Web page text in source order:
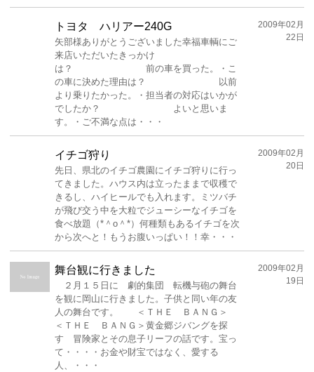
トヨタ ハリアー240G
矢部様ありがとうございました幸福車輌にご
来店いただいたきっかけ
は？ 前の車を買った。・こ
の車に決めた理由は？ 以前
より乗りたかった。・担当者の対応はいかが
でしたか？ よいと思いま
す。・ご不満な点は・・・
2009年02月
22日
イチゴ狩り
先日、県北のイチゴ農園にイチゴ狩りに行っ
てきました。ハウス内は立ったままで収穫で
きるし、ハイヒールでも入れます。ミツバチ
が飛び交う中を大粒でジューシーなイチゴを
食べ放題（*＾о＾*）何種類もあるイチゴを次
から次へと！もうお腹いっぱい！！幸・・・
2009年02月
20日
舞台観に行きました
２月１５日に 劇的集団 転機与砲の舞台
を観に岡山に行きました。子供と同い年の友
人の舞台です。 ＜ＴＨＥ ＢＡＮＧ＞
＜ＴＨＥ ＢＡＮＧ＞黄金郷ジバングを探
す 冒険家とその息子リーフの話です。宝っ
て・・・・お金や財宝ではなく、愛する
人、・・・
2009年02月
19日